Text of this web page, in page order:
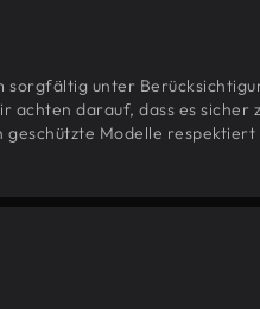
sorgfältig unter
achten darauf, dass es sicher
Modelle respektiert